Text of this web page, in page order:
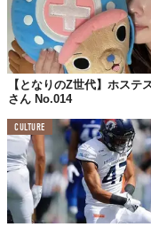
孤児院の子ど
そし
10月上旬ご
品を紹介&
レしたい特
強のアイテ
【となりのZ世代】ホステ
さん No.014
CULTURE